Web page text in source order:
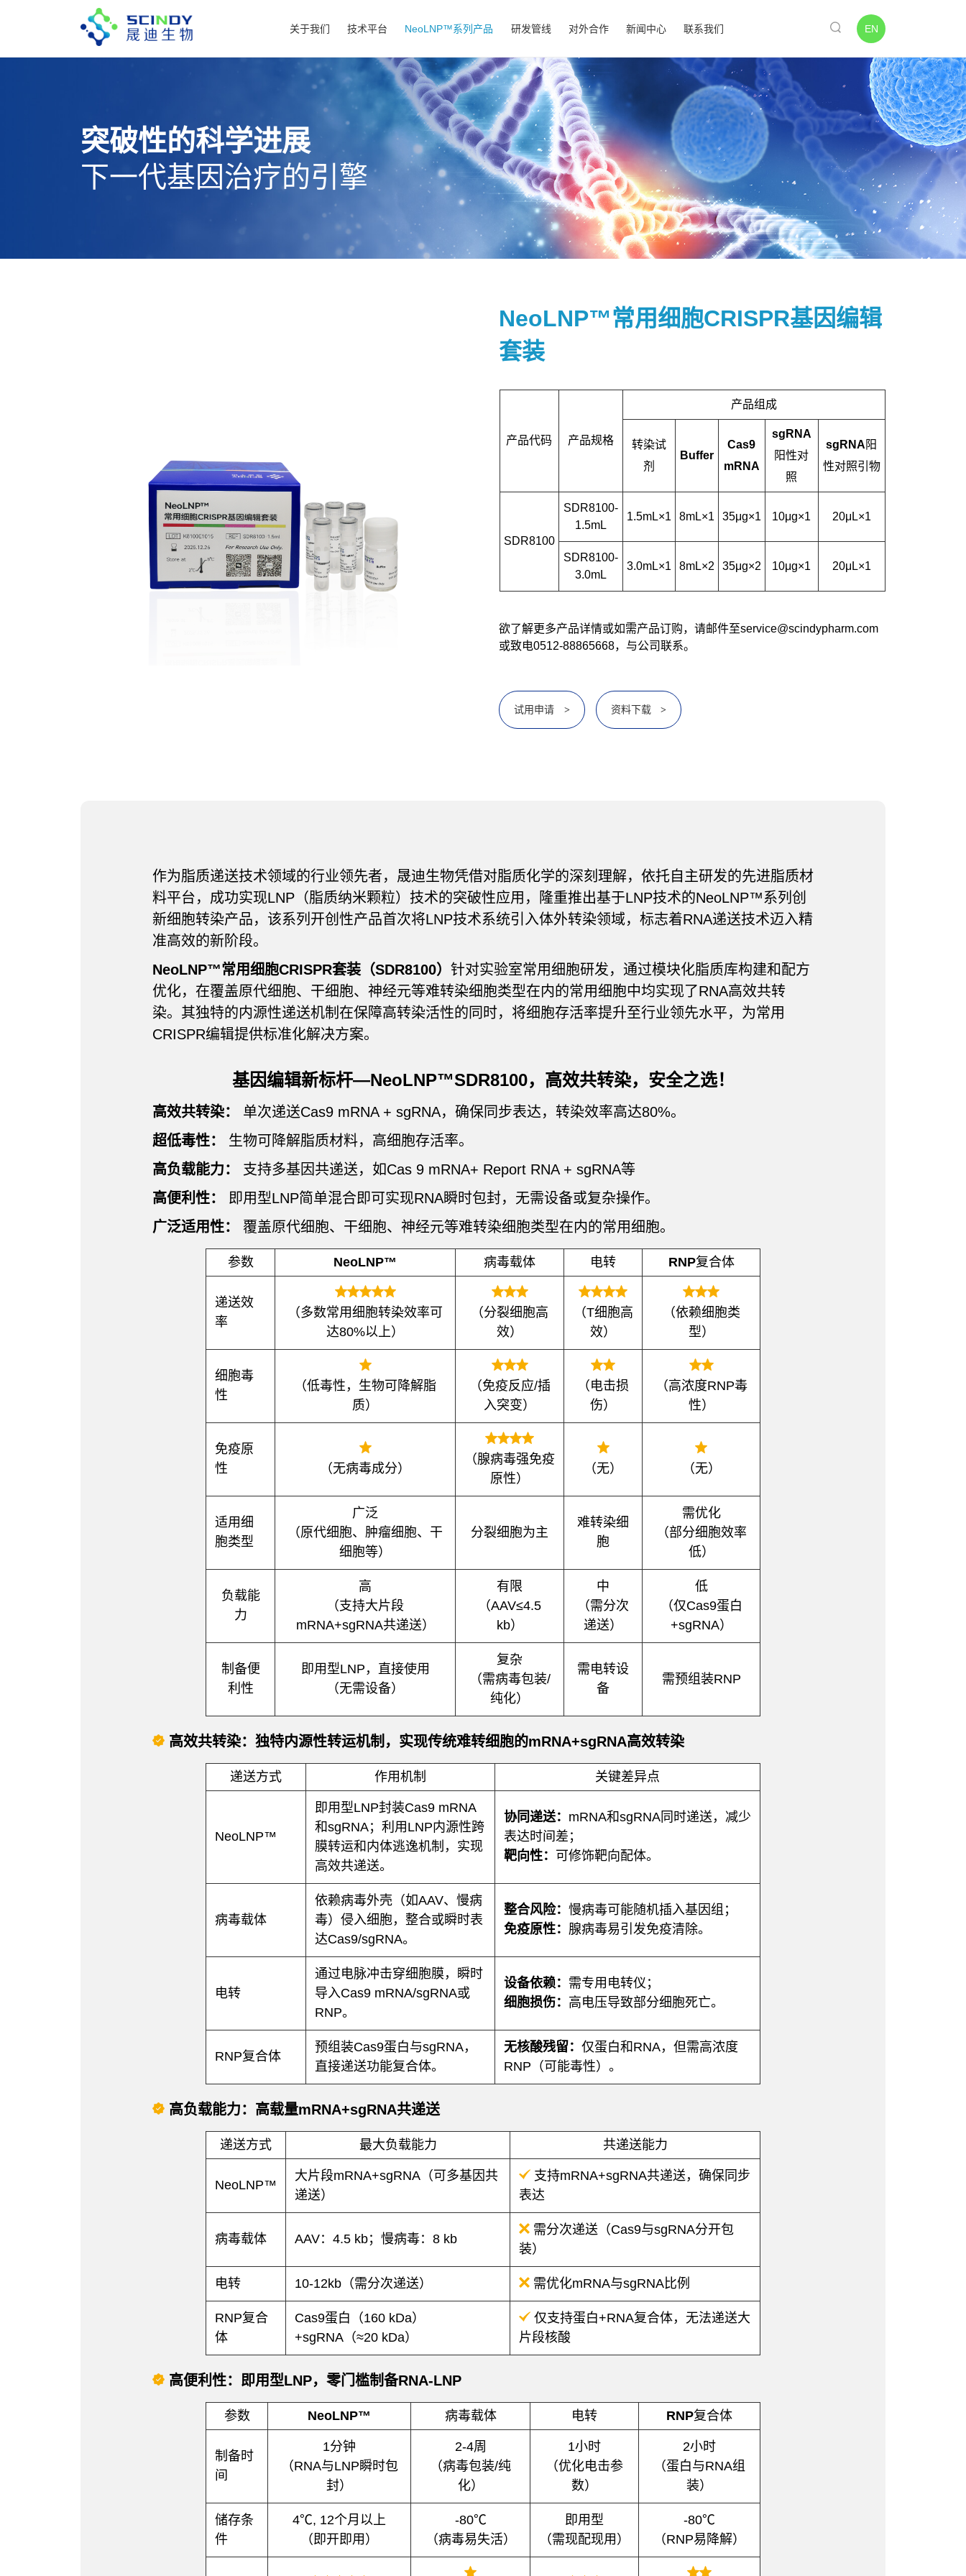
关于我们 技术平台 NeoLNP™系列产品 研发管线 对外合作 新闻中心 联系我们 EN
突破性的科学进展
下一代基因治疗的引擎
NeoLNP™常用细胞CRISPR基因编辑
套装
产品代码 产品规格
产品组成
转染试
剂
Buffer
Cas9
mRNA
sgRNA
阳性对
照
sgRNA阳
性对照引物
SDR8100
SDR8100-
1.5mL
1.5mL×1 8mL×1 35μg×1 10μg×1 20μL×1
SDR8100-
3.0mL
3.0mL×1 8mL×2 35μg×2 10μg×1 20μL×1
欲了解更多产品详情或如需产品订购，请邮件至service@scindypharm.com
或致电0512-88865668，与公司联系。
试用申请 > 资料下载 >
作为脂质递送技术领域的行业领先者，晟迪生物凭借对脂质化学的深刻理解，依托自主研发的先进脂质材
料平台，成功实现LNP（脂质纳米颗粒）技术的突破性应用，隆重推出基于LNP技术的NeoLNP™系列创
新细胞转染产品，该系列开创性产品首次将LNP技术系统引入体外转染领域，标志着RNA递送技术迈入精
准高效的新阶段。
NeoLNP™常用细胞CRISPR套装（SDR8100） 针对实验室常用细胞研发，通过模块化脂质库构建和配方
优化，在覆盖原代细胞、干细胞、神经元等难转染细胞类型在内的常用细胞中均实现了RNA高效共转
染。其独特的内源性递送机制在保障高转染活性的同时，将细胞存活率提升至行业领先水平，为常用
CRISPR编辑提供标准化解决方案。
基因编辑新标杆—NeoLNP™SDR8100，高效共转染，安全之选！
高效共转染：
单次递送Cas9 mRNA + sgRNA，确保同步表达，转染效率高达80%。
超低毒性：
生物可降解脂质材料，高细胞存活率。
高负载能力：
支持多基因共递送，如Cas 9 mRNA+ Report RNA + sgRNA等
高便利性：
即用型LNP简单混合即可实现RNA瞬时包封，无需设备或复杂操作。
广泛适用性：
覆盖原代细胞、干细胞、神经元等难转染细胞类型在内的常用细胞。
参数 NeoLNP™ 病毒载体 电转 RNP复合体
递送效
率
（多数常用细胞转染效率可
达80%以上）
（分裂细胞高
效）
（T细胞高
效）
（依赖细胞类
型）
细胞毒
性
（低毒性，生物可降解脂
质）
（免疫反应/插
入突变）
（电击损
伤）
（高浓度RNP毒
性）
免疫原
性
（无病毒成分）
（腺病毒强免疫
原性）
（无） （无）
适用细
胞类型
广泛
（原代细胞、肿瘤细胞、干
细胞等）
分裂细胞为主
难转染细
胞
需优化
（部分细胞效率
低）
负载能
力
高
（支持大片段
mRNA+sgRNA共递送）
有限
（AAV≤4.5
kb）
中
（需分次
递送）
低
（仅Cas9蛋白
+sgRNA）
制备便
利性
即用型LNP，直接使用
（无需设备）
复杂
（需病毒包装/
纯化）
需电转设
备
需预组装RNP
高效共转染：独特内源性转运机制，实现传统难转细胞的mRNA+sgRNA高效转染
递送方式 作用机制 关键差异点
NeoLNP™
即用型LNP封装Cas9 mRNA
和sgRNA；利用LNP内源性跨
膜转运和内体逃逸机制，实现
高效共递送。
协同递送： mRNA和sgRNA同时递送，减少
表达时间差；
靶向性： 可修饰靶向配体。
病毒载体
依赖病毒外壳（如AAV、慢病
毒）侵入细胞，整合或瞬时表
达Cas9/sgRNA。
整合风险： 慢病毒可能随机插入基因组；
免疫原性： 腺病毒易引发免疫清除。
电转
通过电脉冲击穿细胞膜，瞬时
导入Cas9 mRNA/sgRNA或
RNP。
设备依赖： 需专用电转仪；
细胞损伤： 高电压导致部分细胞死亡。
RNP复合体
预组装Cas9蛋白与sgRNA，
直接递送功能复合体。
无核酸残留： 仅蛋白和RNA，但需高浓度
RNP（可能毒性）。
高负载能力：高载量mRNA+sgRNA共递送
递送方式 最大负载能力 共递送能力
NeoLNP™
大片段mRNA+sgRNA（可多基因共
递送）
支持mRNA+sgRNA共递送，确保同步
表达
病毒载体 AAV：4.5 kb；慢病毒：8 kb
需分次递送（Cas9与sgRNA分开包
装）
电转 10-12kb（需分次递送） 需优化mRNA与sgRNA比例
RNP复合
体
Cas9蛋白（160 kDa）
+sgRNA（≈20 kDa）
仅支持蛋白+RNA复合体，无法递送大
片段核酸
高便利性：即用型LNP，零门槛制备RNA-LNP
参数 NeoLNP™ 病毒载体 电转 RNP复合体
制备时
间
1分钟
（RNA与LNP瞬时包
封）
2-4周
（病毒包装/纯
化）
1小时
（优化电击参
数）
2小时
（蛋白与RNA组
装）
储存条
件
4℃, 12个月以上
（即开即用）
-80℃
（病毒易失活）
即用型
（需现配现用）
-80℃
（RNP易降解）